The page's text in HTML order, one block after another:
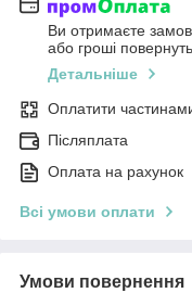
Ви отримаєте
або гроші
Детальніше
Оплатити
Післяплата
Оплата на рахунок
Всі умови оплати
Умови повернення